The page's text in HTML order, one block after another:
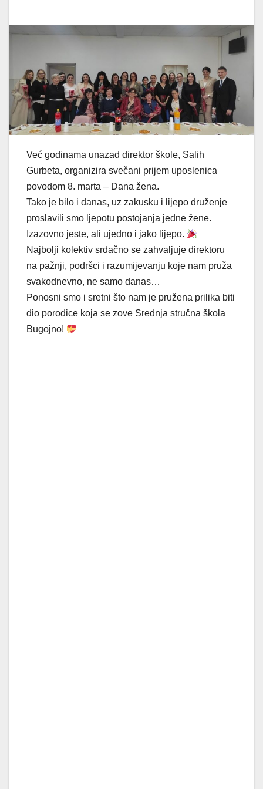
Već godinama unazad direktor škole, Salih
Gurbeta, organizira svečani prijem uposlenica
povodom 8. marta – Dana žena.
Tako je bilo i danas, uz zakusku i lijepo druženje
proslavili smo ljepotu postojanja jedne žene.
Izazovno jeste, ali ujedno i jako lijepo.
Najbolji kolektiv srdačno se zahvaljuje direktoru
na pažnji, podršci i razumijevanju koje nam pruža
svakodnevno, ne samo danas…
Ponosni smo i sretni što nam je pružena prilika biti
dio porodice koja se zove Srednja stručna škola
Bugojno!